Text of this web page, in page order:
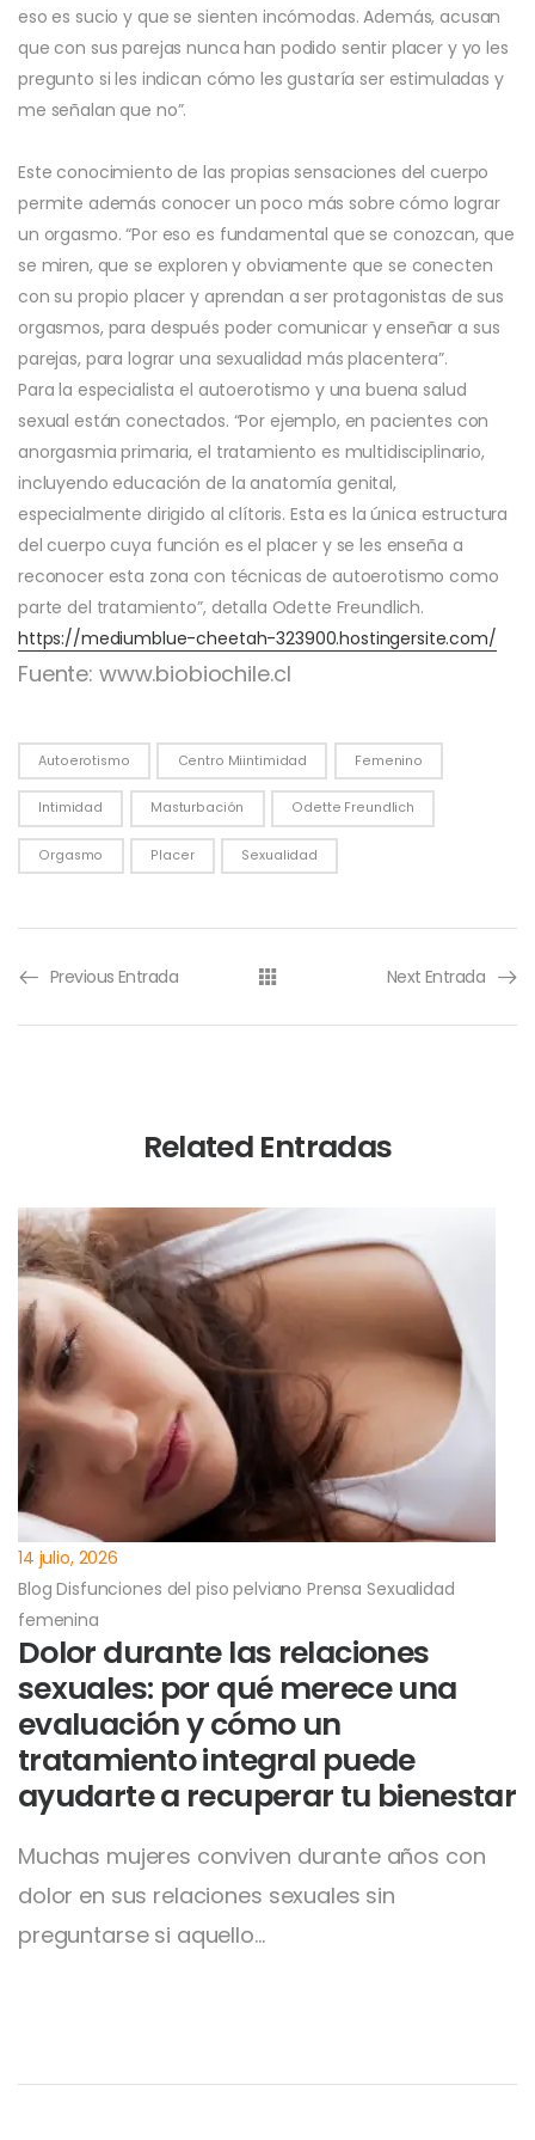
eso es sucio y que se sienten incómodas. Además, acusan
que con sus parejas nunca han podido sentir placer y yo les
pregunto si les indican cómo les gustaría ser estimuladas y
me señalan que no”.
Este conocimiento de las propias sensaciones del cuerpo
permite además conocer un poco más sobre cómo lograr
un orgasmo. “Por eso es fundamental que se conozcan, que
se miren, que se exploren y obviamente que se conecten
con su propio placer y aprendan a ser protagonistas de sus
orgasmos, para después poder comunicar y enseñar a sus
parejas, para lograr una sexualidad más placentera”.
Para la especialista el autoerotismo y una buena salud
sexual están conectados. “Por ejemplo, en pacientes con
anorgasmia primaria, el tratamiento es multidisciplinario,
incluyendo educación de la anatomía genital,
especialmente dirigido al clítoris. Esta es la única estructura
del cuerpo cuya función es el placer y se les enseña a
reconocer esta zona con técnicas de autoerotismo como
parte del tratamiento”, detalla Odette Freundlich.
https://mediumblue-cheetah-323900.hostingersite.com/
Fuente: www.biobiochile.cl
Autoerotismo Centro Miintimidad Femenino
Intimidad Masturbación Odette Freundlich
Orgasmo Placer Sexualidad
Previous Entrada Next Entrada
Related Entradas
14 julio, 2026
Blog Disfunciones del piso pelviano Prensa Sexualidad
femenina
Dolor durante las relaciones
sexuales: por qué merece una
evaluación y cómo un
tratamiento integral puede
ayudarte a recuperar tu bienestar
Muchas mujeres conviven durante años con
dolor en sus relaciones sexuales sin
preguntarse si aquello…